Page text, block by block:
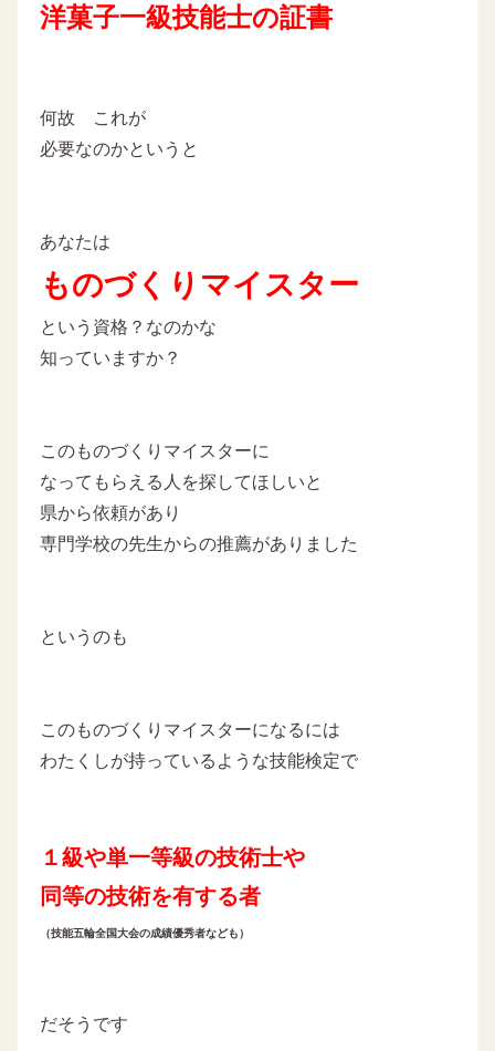
洋菓子一級技能士の証書
何故 これが
必要なのかというと
あなたは
ものづくりマイスター
という資格？なのかな
知っていますか？
このものづくりマイスターに
なってもらえる人を探してほしいと
県から依頼があり
専門学校の先生からの推薦がありました
というのも
このものづくりマイスターになるには
わたくしが持っているような技能検定で
１級や単一等級の技術士や
同等の技術を有する者
（技能五輪全国大会の成績優秀者なども）
だそうです